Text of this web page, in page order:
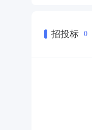
招投标 0